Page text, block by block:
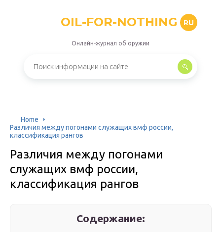
OIL-FOR-NOTHING RU
Онлайн-журнал об оружии
Home
Различия между погонами служащих вмф россии,
классификация рангов
Различия между погонами
служащих вмф россии,
классификация рангов
Содержание: